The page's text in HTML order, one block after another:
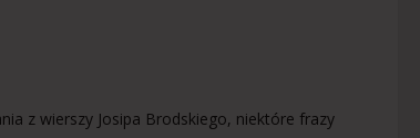
z wierszy Josipa Brodskiego, niektóre frazy